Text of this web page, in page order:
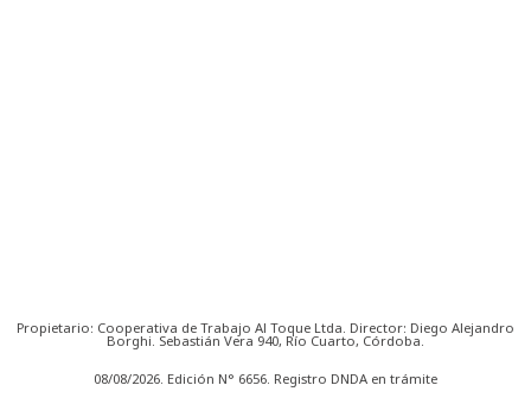
Propietario: Cooperativa de Trabajo Al Toque Ltda. Director: Diego Alejandro
Borghi. Sebastián Vera 940, Río Cuarto, Córdoba.
08/08/2026. Edición N° 6656. Registro DNDA en trámite